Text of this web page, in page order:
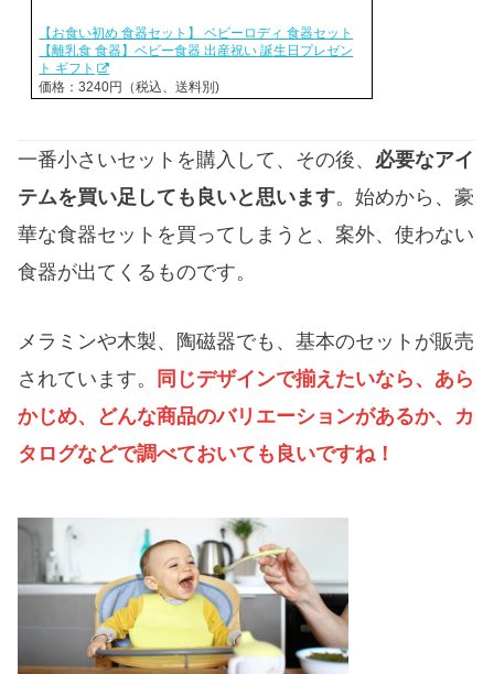
【お食い初め 食器セット】 ベビーロディ 食器セット
【離乳食 食器】ベビー食器 出産祝い 誕生日プレゼン
ト ギフト
価格：3240円（税込、送料別)
一番小さいセットを購入して、その後、 必要なアイ
テムを買い足しても良いと思います。始めから、豪
華な食器セットを買ってしまうと、案外、使わない
食器が出てくるものです。
メラミンや木製、陶磁器でも、基本のセットが販売
されています。
同じデザインで揃えたいなら、あら
かじめ、どんな商品のバリエーションがあるか、カ
タログなどで調べておいても良いですね！